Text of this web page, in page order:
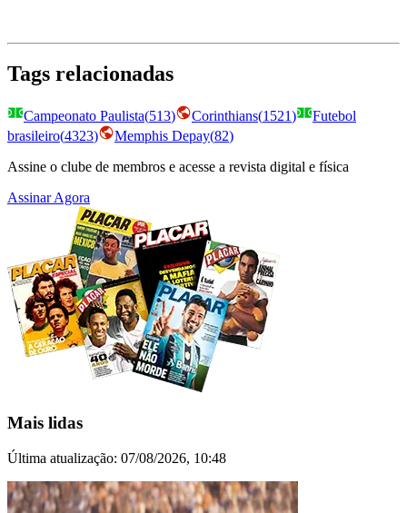
Tags relacionadas
Campeonato Paulista(513) Corinthians(1521)
Futebol
brasileiro(4323) Memphis Depay(82)
Assine o clube de membros e acesse a revista digital e física
Assinar Agora
Mais lidas
Última atualização: 07/08/2026, 10:48